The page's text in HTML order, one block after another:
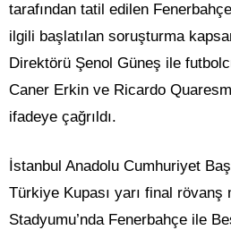
tarafından tatil edilen
ilgili başlatılan soruşturma
Direktörü Şenol Güneş ile
Caner Erkin ve Ricardo
ifadeye çağrıldı.
İstanbul Anadolu Cumhuriyet
Türkiye Kupası yarı final rövanş
Stadyumu’nda Fenerbahçe ile